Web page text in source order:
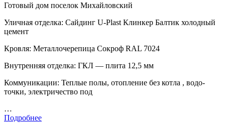
Готовый дом поселок Михайловский
Уличная отделка: Сайдинг U-Plast Клинкер Балтик холодный
цемент
Кровля: Металлочерепица Сокроф RAL 7024
Внутренняя отделка: ГКЛ — плита 12,5 мм
Коммуникации: Теплые полы, отопление без котла , водо-
точки, электричество под
…
Подробнее